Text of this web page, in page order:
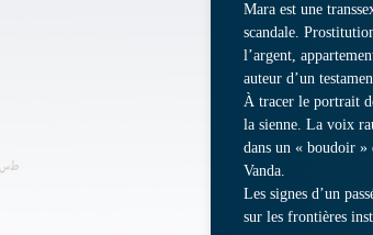
Mara est une
scandale.
l’argent,
auteur d’un
À tracer le portrait
la sienne. La voix
dans un « boudoir »
Vanda.
Les signes d’un
sur les frontières